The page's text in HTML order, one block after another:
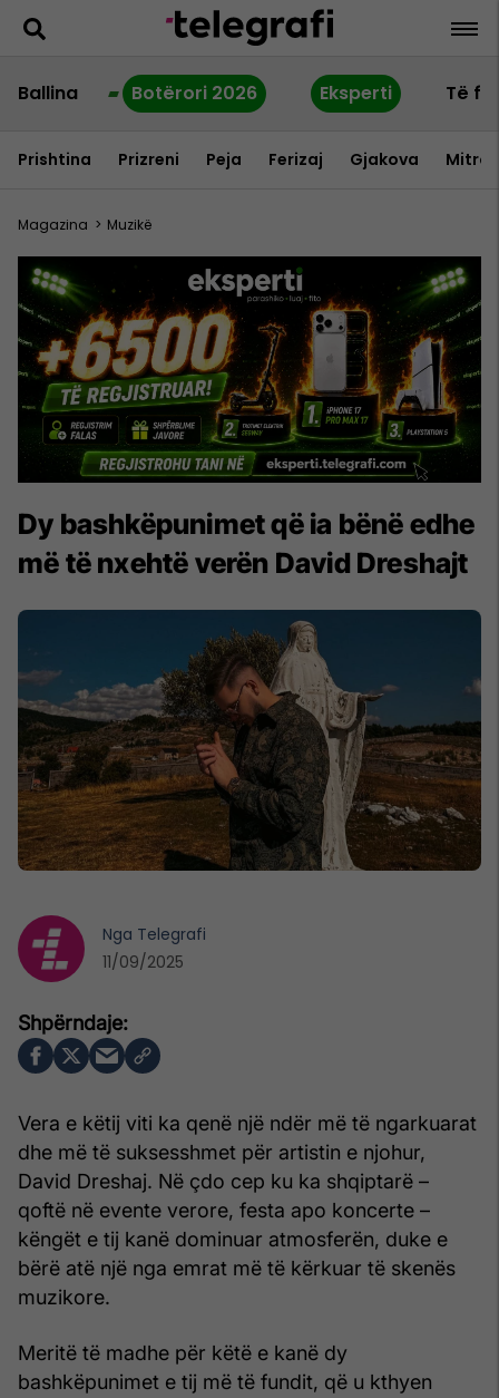
Ballina Botërori 2026 Eksperti Të
Prishtina Prizreni Peja Ferizaj Gjakova
Magazina > Muzikë
Dy bashkëpunimet që ia bënë edhe
më të nxehtë verën David Dreshajt
Vera e këtij viti ka qenë një ndër më të ngarkuarat
dhe më të suksesshmet për artistin e njohur,
David Dreshaj. Në çdo cep ku ka shqiptarë –
qoftë në evente verore, festa apo koncerte –
këngët e tij kanë dominuar atmosferën, duke e
bërë atë një nga emrat më të kërkuar të skenës
muzikore.
Meritë të madhe për këtë e kanë dy
bashkëpunimet e tij më të fundit, që u kthyen
Nga Telegrafi
11/09/2025